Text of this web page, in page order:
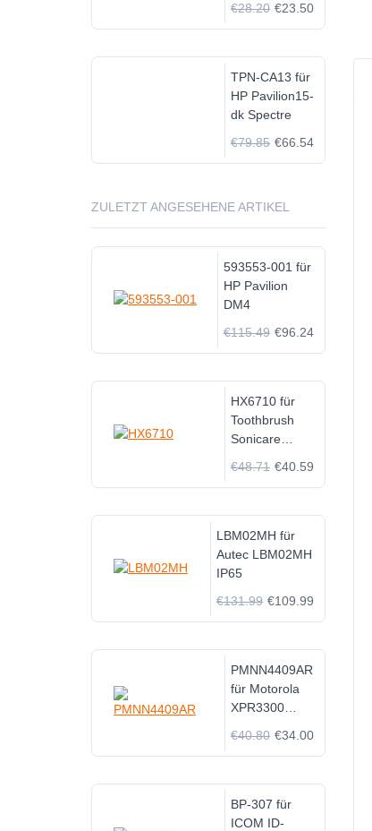
€28.20 €23.50
TPN-CA13 für
HP Pavilion15-
dk Spectre
€79.85 €66.54
ZULETZT ANGESEHENE ARTIKEL
593553-001 für
HP Pavilion
DM4
€115.49 €96.24
HX6710 für
Toothbrush
Sonicare
€48.71 €40.59
LBM02MH für
Autec LBM02MH
IP65
€131.99 €109.99
PMNN4409AR
für Motorola
XPR3300
XPR7550
€40.80 €34.00
BP-307 für
ICOM ID-